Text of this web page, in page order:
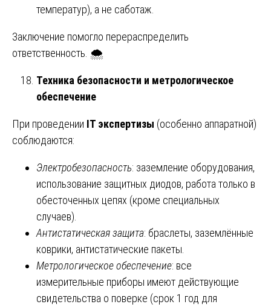
температур), а не саботаж.
Заключение помогло перераспределить
ответственность. 🌨️
Техника безопасности и метрологическое
обеспечение
При проведении IT экспертизы (особенно аппаратной)
соблюдаются:
Электробезопасность: заземление оборудования,
использование защитных диодов, работа только в
обесточенных цепях (кроме специальных
случаев).
Антистатическая защита: браслеты, заземлённые
коврики, антистатические пакеты.
Метрологическое обеспечение: все
измерительные приборы имеют действующие
свидетельства о поверке (срок 1 год для